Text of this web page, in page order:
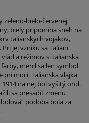
zeleno-bielo-červenej
biely pripomína sneh na
talianskych vojakov,
jej vzniku sa Taliani
a režimov si talianska
menil sa len symbol
moci. Talianska vlajka
na nej bol vyšitý orol.
sa presadiť zmenu
podoba bola za